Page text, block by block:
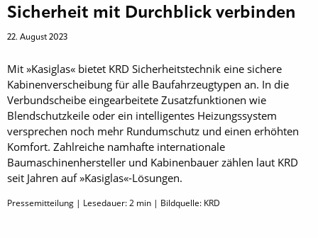
Sicherheit mit Durchblick verbinden
22. August 2023
Mit »Kasiglas« bietet KRD Sicherheitstechnik eine sichere
Kabinenverscheibung für alle Baufahrzeugtypen an. In die
Verbundscheibe eingearbeitete Zusatzfunktionen wie
Blendschutzkeile oder ein intelligentes Heizungssystem
versprechen noch mehr Rundumschutz und einen erhöhten
Komfort. Zahlreiche namhafte internationale
Baumaschinenhersteller und Kabinenbauer zählen laut KRD
seit Jahren auf »Kasiglas«-Lösungen.
Pressemitteilung | Lesedauer:2 min | Bildquelle: KRD